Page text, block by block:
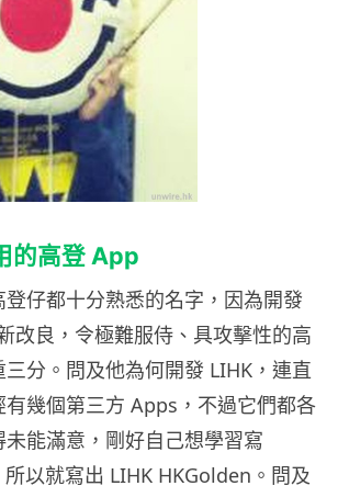
的高登 App
仔都十分熟悉的名字，因為開發
改良，令極難服侍、具攻擊性的高
分。問及他為何開發 LIHK，連直
有幾個第三方 Apps，不過它們都各
能滿意，剛好自己想學習寫
以就寫出 LIHK HKGolden。 問及